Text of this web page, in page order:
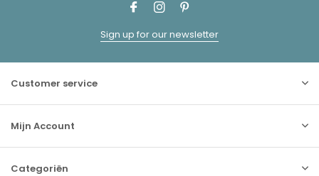
Sign up for our newsletter
Customer service
Mijn Account
Categoriën